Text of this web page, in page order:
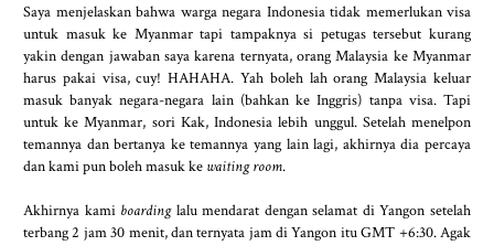
Saya menjelaskan bahwa warga negara Indonesia tidak memerlukan visa
untuk masuk ke Myanmar tapi tampaknya si petugas tersebut kurang
yakin dengan jawaban saya karena ternyata, orang Malaysia ke Myanmar
harus pakai visa, cuy! HAHAHA. Yah boleh lah orang Malaysia keluar
masuk banyak negara-negara lain (bahkan ke Inggris) tanpa visa. Tapi
untuk ke Myanmar, sori Kak, Indonesia lebih unggul. Setelah menelpon
temannya dan bertanya ke temannya yang lain lagi, akhirnya dia percaya
dan kami pun boleh masuk ke waiting room.
Akhirnya kami boardinglalu mendarat dengan selamat di Yangon setelah
terbang 2 jam 30 menit, dan ternyata jam di Yangon itu GMT +6:30. Agak